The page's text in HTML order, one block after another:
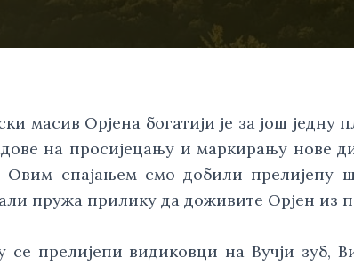
масив Орјена богатији је за још
на просијецању и маркирању нове
Овим спајањем смо добили прелијепу
пружа прилику да доживите Орјен из
се прелијепи видиковци на Вучји зуб,